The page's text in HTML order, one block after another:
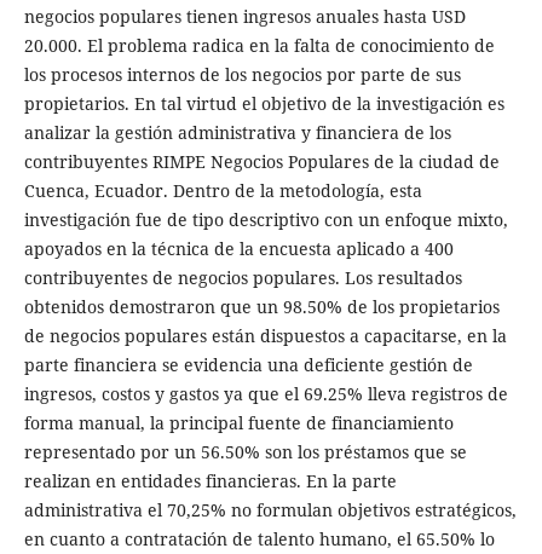
negocios populares tienen ingresos anuales hasta USD
20.000. El problema radica en la falta de conocimiento de
los procesos internos de los negocios por parte de sus
propietarios. En tal virtud el objetivo de la investigación es
analizar la gestión administrativa y financiera de los
contribuyentes RIMPE Negocios Populares de la ciudad de
Cuenca, Ecuador. Dentro de la metodología, esta
investigación fue de tipo descriptivo con un enfoque mixto,
apoyados en la técnica de la encuesta aplicado a 400
contribuyentes de negocios populares. Los resultados
obtenidos demostraron que un 98.50% de los propietarios
de negocios populares están dispuestos a capacitarse, en la
parte financiera se evidencia una deficiente gestión de
ingresos, costos y gastos ya que el 69.25% lleva registros de
forma manual, la principal fuente de financiamiento
representado por un 56.50% son los préstamos que se
realizan en entidades financieras. En la parte
administrativa el 70,25% no formulan objetivos estratégicos,
en cuanto a contratación de talento humano, el 65.50% lo